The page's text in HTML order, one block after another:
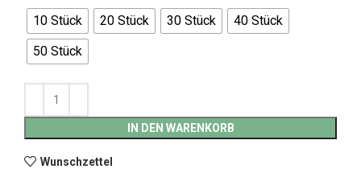
10 Stück 20 Stück 30 Stück
40 Stück
50 Stück
IN DEN WARENKORB
Wunschzettel